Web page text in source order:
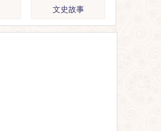
文史故事